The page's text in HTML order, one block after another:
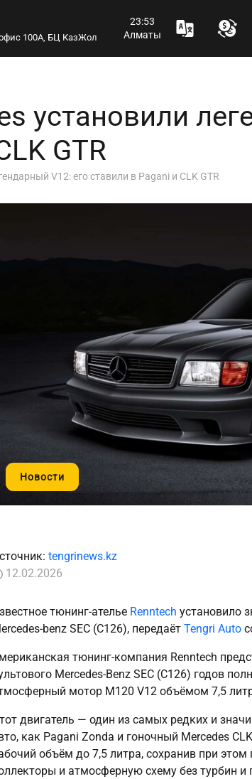
офис 100А, БЦ КазЖол
23:53
Алматы
установили
GTR
V12: его ставили в Pagani и CLK GTR
Новости
tengrinews.kz
12.02.2026
тюнинг-ателье Renntech установило
benz SEC (C126), передаёт Tengri Auto
тюнинг-компания Renntech
Mercedes-Benz SEC (C126) годов
мотор M120 V12 объёмом 7,5
двигатель — один из самых редких и
как Pagani Zonda и гоночный Mercedes
объём до 7,5 литра, сохранив при
и атмосферную схему без турбин и